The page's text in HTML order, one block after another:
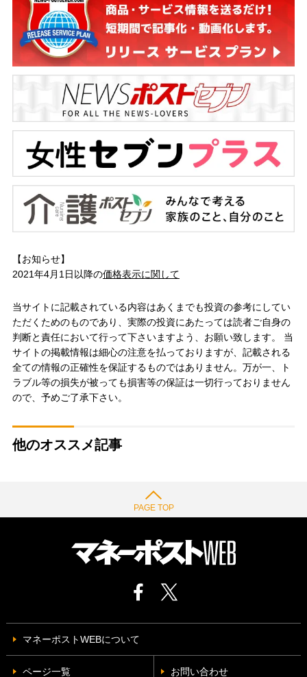
【お知らせ】
2021年4月1日以降の価格表示に関して
当サイトに記載されている内容はあくまでも投資の参考にしてい
ただくためのものであり、実際の投資にあたっては読者ご自身の
判断と責任において行って下さいますよう、お願い致します。 当
サイトの掲載情報は細心の注意を払っておりますが、記載される
全ての情報の正確性を保証するものではありません。万が一、ト
ラブル等の損失が被っても損害等の保証は一切行っておりません
ので、予めご了承下さい。
他のオススメ記事
PAGE TOP
マネーポストWEBについて
ページ一覧 お問い合わせ